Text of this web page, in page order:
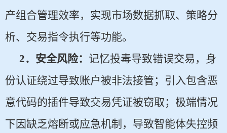
产组合管理效率，实现市场数据抓取、策略分
析、交易指令执行等功能。
2．安全风险： 记忆投毒导致错误交易，身
份认证绕过导致账户被非法接管；引入包含恶
意代码的插件导致交易凭证被窃取；极端情况
下因缺乏熔断或应急机制，导致智能体失控频